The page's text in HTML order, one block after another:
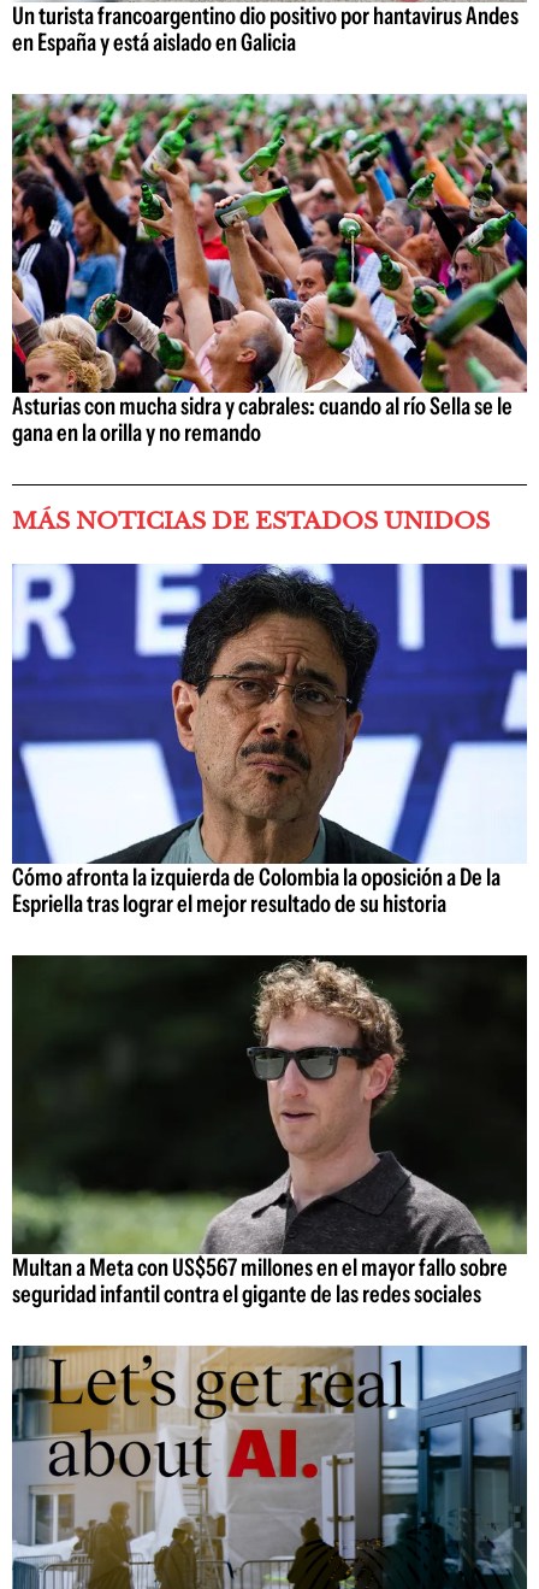
Un turista francoargentino dio positivo por hantavirus Andes
en España y está aislado en Galicia
Asturias con mucha sidra y cabrales: cuando al río Sella se le
gana en la orilla y no remando
MÁS NOTICIAS DE ESTADOS UNIDOS
Cómo afronta la izquierda de Colombia la oposición a De la
Espriella tras lograr el mejor resultado de su historia
Multan a Meta con US$567 millones en el mayor fallo sobre
seguridad infantil contra el gigante de las redes sociales